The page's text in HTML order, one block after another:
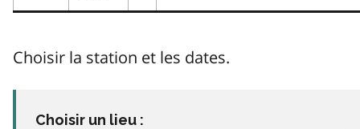
Choisir la station et les dates.
Choisir un lieu :